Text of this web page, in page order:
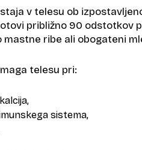
v telesu ob
približno 90 odstotkov
mastne ribe ali obogateni
telesu pri:
sistema,